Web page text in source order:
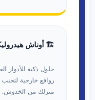
🏗️ أوناش
حلول ذكية للأدوار
روافع خارجية
منزلك من الخدوش.